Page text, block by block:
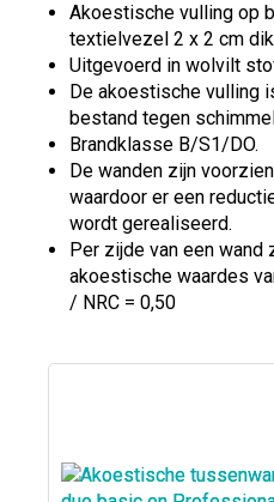
Akoestische vulling op
textielvezel 2 x 2 cm dik
Uitgevoerd in wolvilt
De akoestische vulling
bestand tegen
Brandklasse B/S1/DO.
De wanden zijn
waardoor er een
wordt gerealiseerd.
Per zijde van een wand
akoestische waardes
/ NRC = 0,50